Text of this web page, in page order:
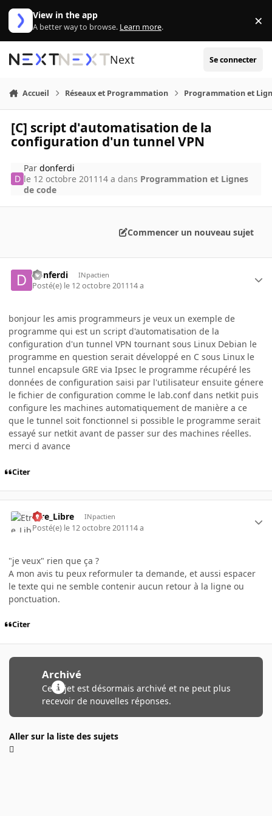
Aller au contenu
View in the app
A better way to browse. Learn more. ×
Next Se connecter
Accueil Réseaux et Programmation Programmation et
[C] script d'automatisation de la
configuration d'un tunnel VPN
Pardonferdi
le 12 octobre 2011 14 a dans Programmation et Lignes
de code
Commencer un nouveau sujet
donferdi INpactien
Posté(e) le 12 octobre 201114 a
bonjour les amis programmeurs je veux un exemple de
programme qui est un script d'automatisation de la
configuration d'un tunnel VPN tournant sous Linux Debian le
programme en question serait développé en C sous Linux le
tunnel encapsule GRE via Ipsec le programme récupéré les
données de configuration saisi par l'utilisateur ensuite génere
le fichier de configuration comme le lab.conf dans netkit puis
configure les machines automatiquement de manière a ce
que le tunnel soit fonctionnel si possible le programme serait
essayé sur netkit avant de passer sur des machines réelles.
merci d avance
Citer
Etre_Libre INpactien
Posté(e) le 12 octobre 201114 a
"je veux" rien que ça ?
A mon avis tu peux reformuler ta demande, et aussi espacer
le texte qui ne semble contenir aucun retour à la ligne ou
ponctuation.
Citer
Archivé
Ce sujet est désormais archivé et ne peut plus
recevoir de nouvelles réponses.
Aller sur la liste des sujets